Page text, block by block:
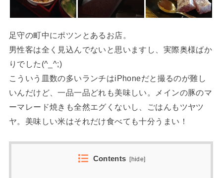
足守の町中にポツンとあるお店。
男性客は全く見込んでないと思いますし、実際奥様ばか
りでした(^_^;)
こういう皿数の多いランチはiPhoneだと撮るのが難し
いんだけど、一品一品どれも美味しい。メインの豚のマ
ーマレード焼きも全然エグくないし、ごはんもツヤツ
ヤ。美味しい米はそれだけ食べても十分うまい！
Contents [hide]